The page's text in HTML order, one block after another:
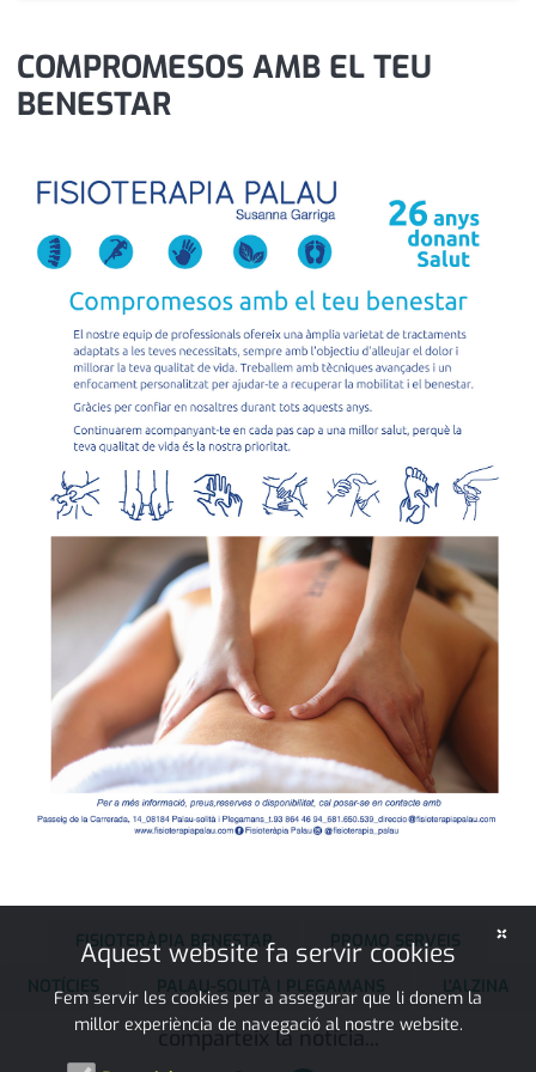
opinió
promo serveis
reportatge
salut
serveis
societat
successos
urbanisme
editorial
COMPROMESOS AMB EL TEU
BENESTAR
FISIOTERÀPIA BENESTAR
PROMO SERVEIS
NOTÍCIES
PALAU-SOLITÀ I PLEGAMANS L'ALZINA
comparteix la notícia...
×
Aquest website fa servir cookies
Fem servir les cookies per a assegurar que li donem la
millor experiència de navegació al nostre website.